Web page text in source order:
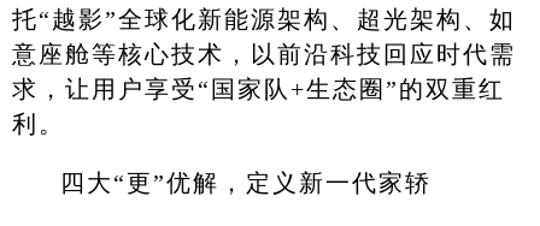
托“越影”全球化新能源架构、超光架构、如
意座舱等核心技术，以前沿科技回应时代需
求，让用户享受“国家队+生态圈”的双重红
利。
四大“更”优解，定义新一代家轿